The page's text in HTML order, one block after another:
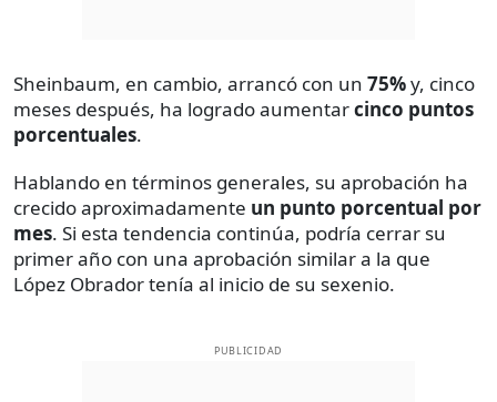
Sheinbaum, en cambio, arrancó con un 75%y, cinco
meses después, ha logrado aumentarcinco puntos
porcentuales.
Hablando en términos generales, su aprobación ha
crecido aproximadamente un punto porcentual por
mes. Si esta tendencia continúa, podría cerrar su
primer año con una aprobación similar a la que
López Obrador tenía al inicio de su sexenio.
PUBLICIDAD